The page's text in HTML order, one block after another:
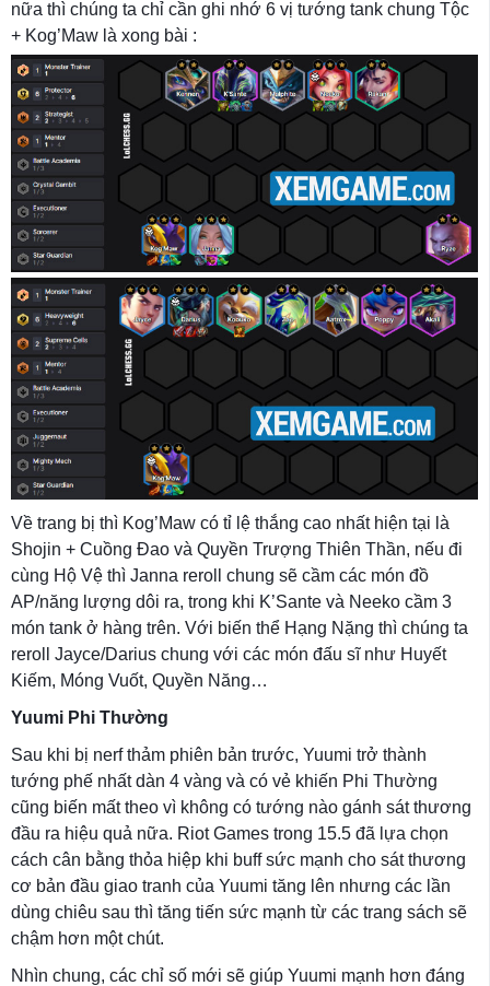
nữa thì chúng ta chỉ cần ghi nhớ 6 vị tướng tank chung Tộc
+ Kog’Maw là xong bài :
Về trang bị thì Kog’Maw có tỉ lệ thắng cao nhất hiện tại là
Shojin + Cuồng Đao và Quyền Trượng Thiên Thần, nếu đi
cùng Hộ Vệ thì Janna reroll chung sẽ cầm các món đồ
AP/năng lượng dôi ra, trong khi K’Sante và Neeko cầm 3
món tank ở hàng trên. Với biến thể Hạng Nặng thì chúng ta
reroll Jayce/Darius chung với các món đấu sĩ như Huyết
Kiếm, Móng Vuốt, Quyền Năng…
Yuumi Phi Thường
Sau khi bị nerf thảm phiên bản trước, Yuumi trở thành
tướng phế nhất dàn 4 vàng và có vẻ khiến Phi Thường
cũng biến mất theo vì không có tướng nào gánh sát thương
đầu ra hiệu quả nữa. Riot Games trong 15.5 đã lựa chọn
cách cân bằng thỏa hiệp khi buff sức mạnh cho sát thương
cơ bản đầu giao tranh của Yuumi tăng lên nhưng các lần
dùng chiêu sau thì tăng tiến sức mạnh từ các trang sách sẽ
chậm hơn một chút.
Nhìn chung, các chỉ số mới sẽ giúp Yuumi mạnh hơn đáng